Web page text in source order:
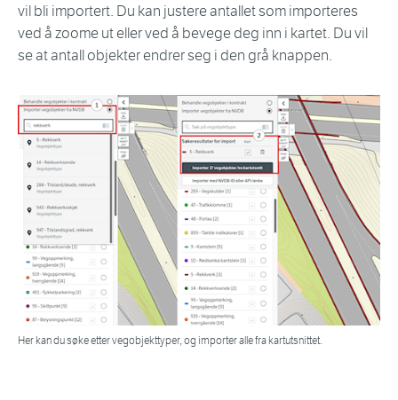
vil bli importert. Du kan justere antallet som importeres
ved å zoome ut eller ved å bevege deg inn i kartet. Du vil
se at antall objekter endrer seg i den grå knappen.
Her kan du søke etter vegobjekttyper, og importer alle fra kartutsnittet.